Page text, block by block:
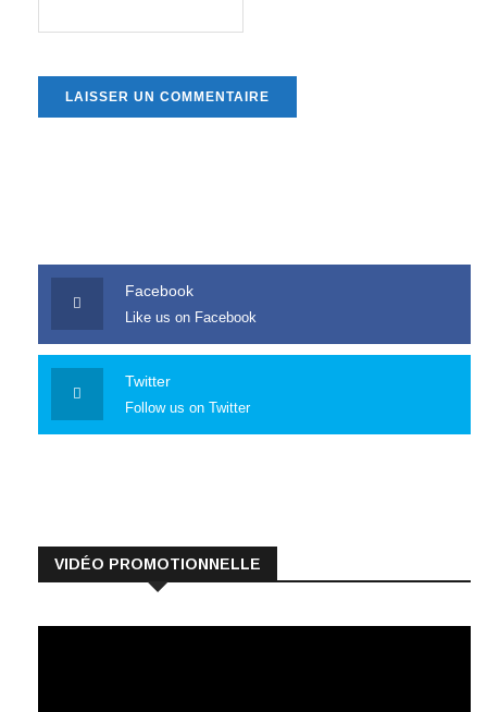
Facebook
Like us on Facebook
Twitter
Follow us on Twitter
VIDÉO PROMOTIONNELLE